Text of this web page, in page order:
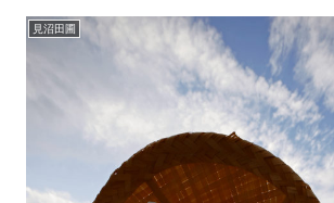
見沼田圃